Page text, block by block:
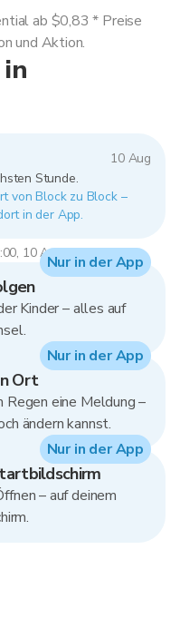
10 Aug
Stunde.
von Block zu Block –
in der App.
10 Aug 2026
ab $0,83 * Preise
und Aktion.
Kinder – alles auf
Nur in der App
Ort
eine Meldung –
ändern kannst.
Nur in der App
– auf deinem
Nur in der App